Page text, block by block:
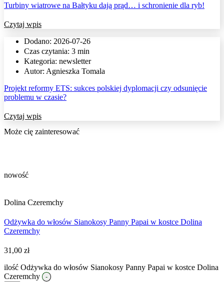
Turbiny wiatrowe na Bałtyku dają prąd… i schronienie dla ryb!
Czytaj wpis
Dodano: 2026-07-26
Czas czytania: 3 min
Kategoria: newsletter
Autor: Agnieszka Tomala
Projekt reformy ETS: sukces polskiej dyplomacji czy odsunięcie
problemu w czasie?
Czytaj wpis
Może cię zainteresować
nowość
Dolina Czeremchy
Odżywka do włosów Sianokosy Panny Papai w kostce Dolina
Czeremchy
31,00 zł
ilość Odżywka do włosów Sianokosy Panny Papai w kostce Dolina
Czeremchy
-